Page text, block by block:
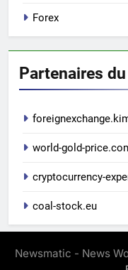
Forex
Partenaires
world-gold-
cryptocurrency-
coal-stock.eu
Newsmatic - News